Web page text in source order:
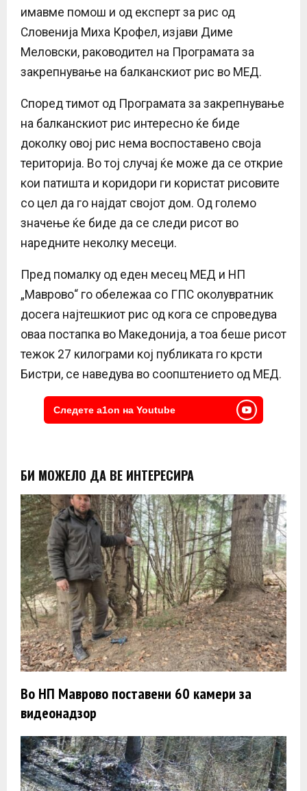
имавме помош и од експерт за рис од
Словенија Миха Крофел, изјави Диме
Меловски, раководител на Програмата за
закрепнување на балканскиот рис во МЕД.
Според тимот од Програмата за закрепнување
на балканскиот рис интересно ќе биде
доколку овој рис нема воспоставено своја
територија. Во тој случај ќе може да се открие
кои патишта и коридори ги користат рисовите
со цел да го најдат својот дом. Од големо
значење ќе биде да се следи рисот во
наредните неколку месеци.
Пред помалку од еден месец МЕД и НП
„Маврово“ го обележаа со ГПС околувратник
досега најтешкиот рис од кога се спроведува
оваа постапка во Македонија, а тоа беше рисот
тежок 27 килограми кој публиката го крсти
Бистри, се наведува во соопштението од МЕД.
Следете a1on на Youtube
БИ МОЖЕЛО ДА ВЕ ИНТЕРЕСИРА
Во НП Маврово поставени 60 камери за
видеонадзор